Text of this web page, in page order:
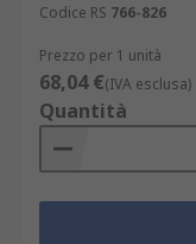
Codice RS 766-826
Prezzo per 1 unità
68,04 €(IVA esclusa)
Quantità